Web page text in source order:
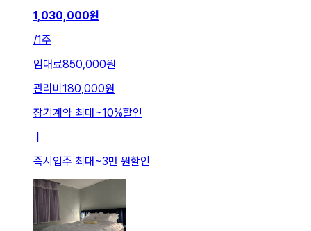
1,030,000원
/1주
임대료850,000원
관리비 180,000원
장기계약 최대~10%할인
ㅣ
즉시입주 최대~3만 원할인